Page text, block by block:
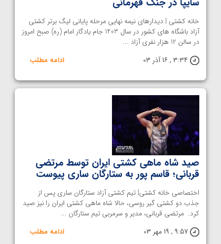
خانه کشتی | دیدارهای نیمه نهایی مرحله پایانی لیگ برتر کشتی
آزاد باشگاه های کشور در سال 1403 جام یادگار امام (ره) صبح امروز
در سالن 12 هزار نفری آزاد ...
3:34 , 16 آذر 03
ادامه مطلب
صید شاه ماهی کشتی ایران توسط مرتضی
قربانی؛ قاسم پور به ستارگان ساری پیوست
اختصاصی خانه کشتی| تیم کشتی آزاد ستارگان ساری پس از
جذب دو کشتی گیر روسی، حالا شاه ماهی کشتی ایران را نیز صید
کرد. مرتضی قربانی، مدیر و سرمربی تیم ستارگان ...
9:57 , 19 مهر 03
ادامه مطلب